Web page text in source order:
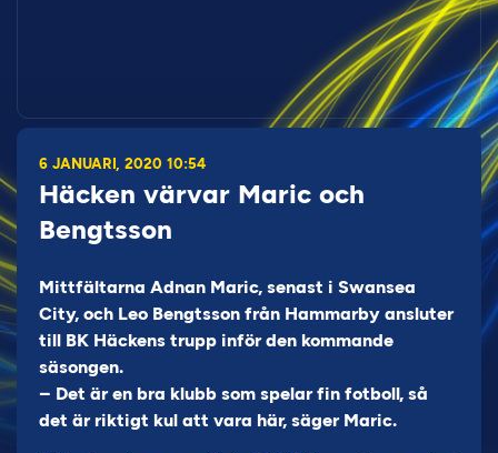
6 JANUARI, 2020 10:54
Häcken värvar Maric och
Bengtsson
Mittfältarna Adnan Maric, senast i Swansea
City, och Leo Bengtsson från Hammarby ansluter
till BK Häckens trupp inför den kommande
säsongen.
– Det är en bra klubb som spelar fin fotboll, så
det är riktigt kul att vara här, säger Maric.